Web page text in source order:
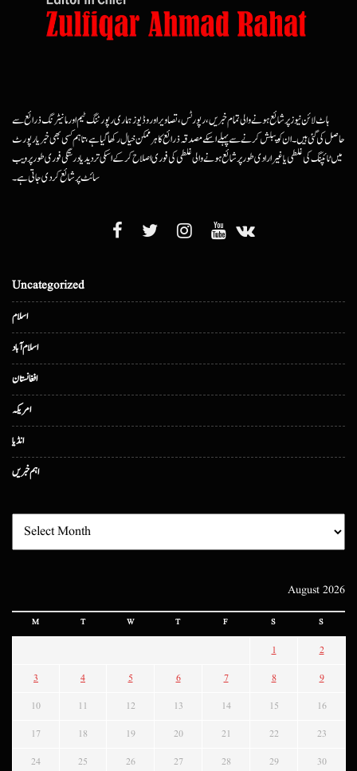
ہاٹ لائن نیوز پر شائع ہونے والی تمام خبریں، رپورٹس، تصاویر اور وڈیوز ہماری رپورٹنگ ٹیم اور مانیٹرنگ ذرائع سے
حاصل کی گئی ہیں۔ ان کو پبلش کرنے سے پہلے اسکے مصدقہ ذرائع کا ہرممکن خیال رکھا گیا ہے، تاہم کسی بھی خبر یا رپورٹ
میں ٹائپنگ کی غلطی یا غیرارادی طور پر شائع ہونے والی غلطی کی فوری اصلاح کرکے اسکی تردید یا درستگی فوری طور پر ویب
سائٹ پر شائع کردی جاتی ہے۔
Uncategorized
اسلام
اسلام آباد
افغانستان
امریکہ
انڈیا
اہم خبریں
August 2026
M T W T F S S
1 2
3 4 5 6 7 8 9
10 11 12 13 14 15 16
17 18 19 20 21 22 23
24 25 26 27 28 29 30